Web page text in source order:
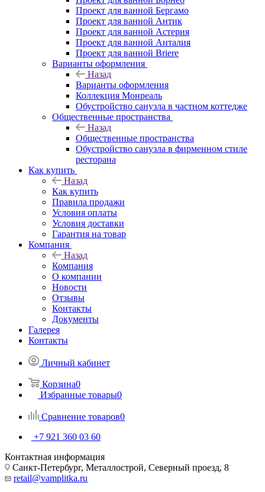
Проект для ванной Бергамо
Проект для ванной Антик
Проект для ванной Астерия
Проект для ванной Анталия
Проект для ванной Briere
Варианты оформления
Назад
Варианты оформления
Коллекция Монреаль
Обустройство санузла в частном коттедже
Общественные пространства
Назад
Общественные пространства
Обустройство санузла в фирменном стиле
ресторана
Как купить
Назад
Как купить
Правила продажи
Условия оплаты
Условия доставки
Гарантия на товар
Компания
Назад
Компания
О компании
Новости
Отзывы
Контакты
Документы
Галерея
Контакты
Личный кабинет
Корзина0
Избранные товары0
Сравнение товаров0
+7 921 360 03 60
Контактная информация
Санкт-Петербург, Металлострой, Северный проезд, 8
retail@vamplitka.ru